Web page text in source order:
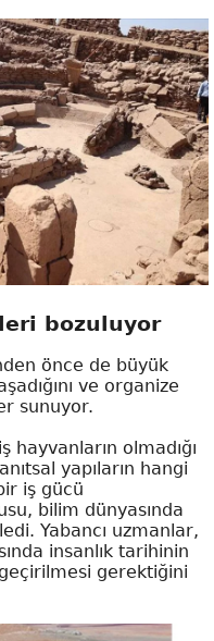
bozuluyor
önce de büyük
ve organize
sunuyor.
hayvanların olmadığı
yapıların hangi
iş gücü
bilim dünyasında
Yabancı uzmanlar,
insanlık tarihinin
gerektiğini